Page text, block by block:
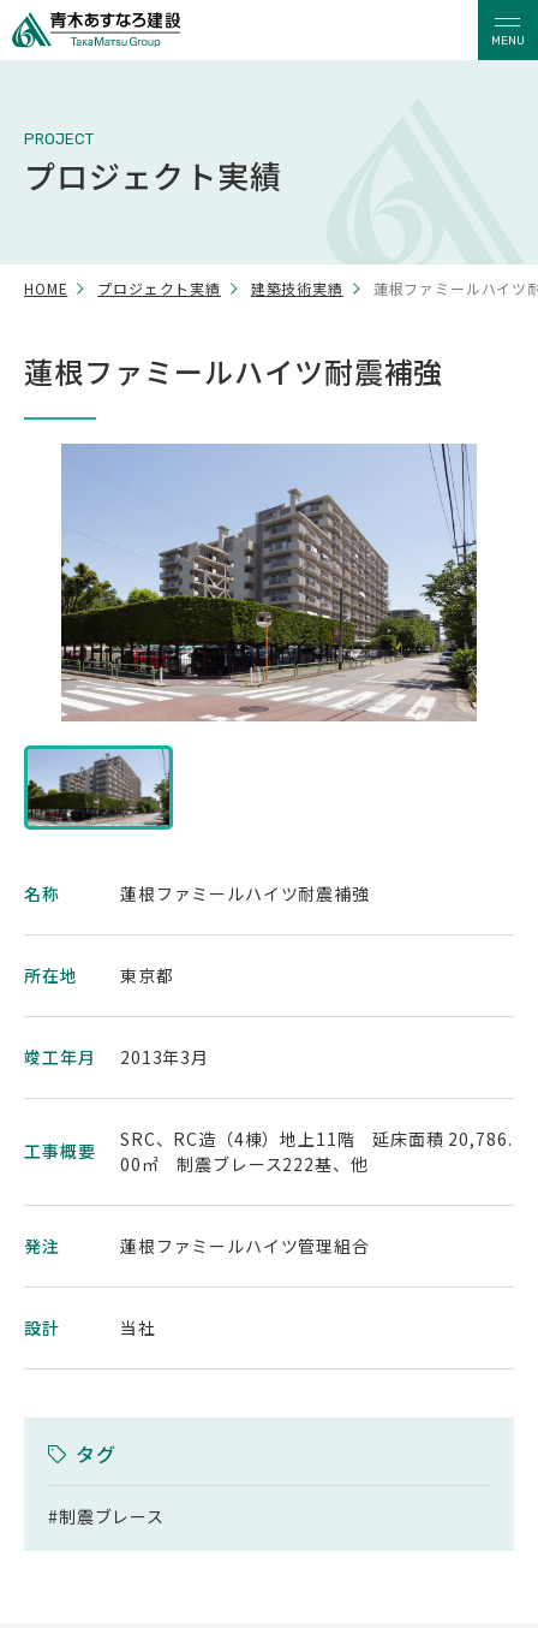
MENU
PROJECT
プロジェクト実績
HOME プロジェクト実績 建築技術実績 蓮根ファミールハイツ
蓮根ファミールハイツ耐震補強
名称 蓮根ファミールハイツ耐震補強
所在地 東京都
竣工年月 2013年3月
工事概要
SRC、RC造（4棟）地上11階 延床面積 20,786.
00㎡ 制震ブレース222基、他
発注 蓮根ファミールハイツ管理組合
設計 当社
タグ
#制震ブレース